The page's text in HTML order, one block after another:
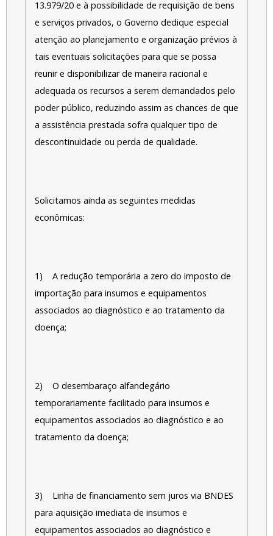
13.979/20 e à possibilidade de requisição de bens
e serviços privados, o Governo dedique especial
atenção ao planejamento e organização prévios à
tais eventuais solicitações para que se possa
reunir e disponibilizar de maneira racional e
adequada os recursos a serem demandados pelo
poder público, reduzindo assim as chances de que
a assistência prestada sofra qualquer tipo de
descontinuidade ou perda de qualidade.
Solicitamos ainda as seguintes medidas
econômicas:
1) A redução temporária a zero do imposto de
importação para insumos e equipamentos
associados ao diagnóstico e ao tratamento da
doença;
2) O desembaraço alfandegário
temporariamente facilitado para insumos e
equipamentos associados ao diagnóstico e ao
tratamento da doença;
3) Linha de financiamento sem juros via BNDES
para aquisição imediata de insumos e
equipamentos associados ao diagnóstico e